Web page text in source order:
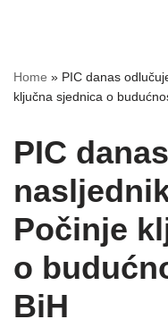
Home » PIC danas
ključna sjednica o
PIC
Počinje
o
BiH